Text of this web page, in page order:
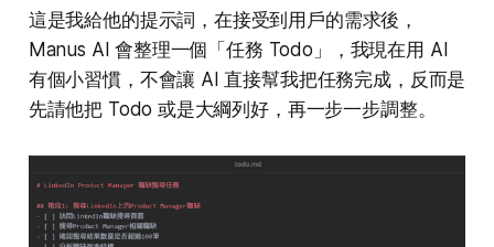
這是我給他的提示詞，在接受到用戶的需求後，
Manus AI 會整理一個「任務 Todo」，我現在用 AI
有個小習慣，不會讓 AI 直接幫我把任務完成，反而是
先請他把 Todo 或是大綱列好，再一步一步調整。